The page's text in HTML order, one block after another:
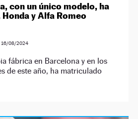
con un único modelo, ha
Honda y Alfa Romeo
16/08/2024
fábrica en Barcelona y en los
de este año, ha matriculado